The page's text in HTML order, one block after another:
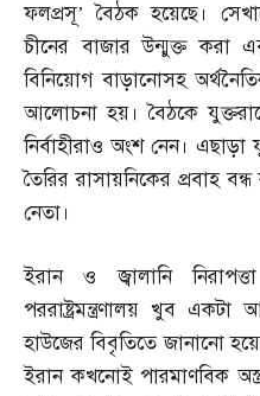
ফলপ্রসূ’ বৈঠক হয়েছে।
চীনের বাজার উন্মুক্ত করা
বিনিয়োগ বাড়ানোসহ
আলোচনা হয়। বৈঠকে
নির্বাহীরাও অংশ নেন। এছাড়া
তৈরির রাসায়নিকের প্রবাহ
নেতা।
ইরান ও জ্বালানি
পররাষ্ট্রমন্ত্রণালয় খুব
হাউজের বিবৃতিতে জানানো
ইরান কখনোই পারমাণবিক